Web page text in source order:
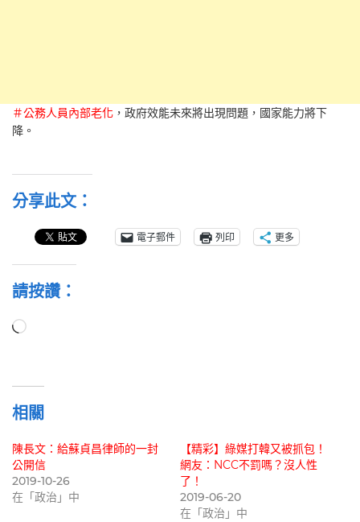
＃公務人員內部老化 ，政府效能未來將出現問題，國家能力將下
降。
分享此文：
電子郵件 列印 更多
請按讚：
正
相關
陳長文：給蘇貞昌律師的一封
公開信
2019-10-26
在「政治」中
【精彩】綠媒打韓又被抓包！
網友：NCC不罰嗎？沒人性
了！
2019-06-20
在「政治」中